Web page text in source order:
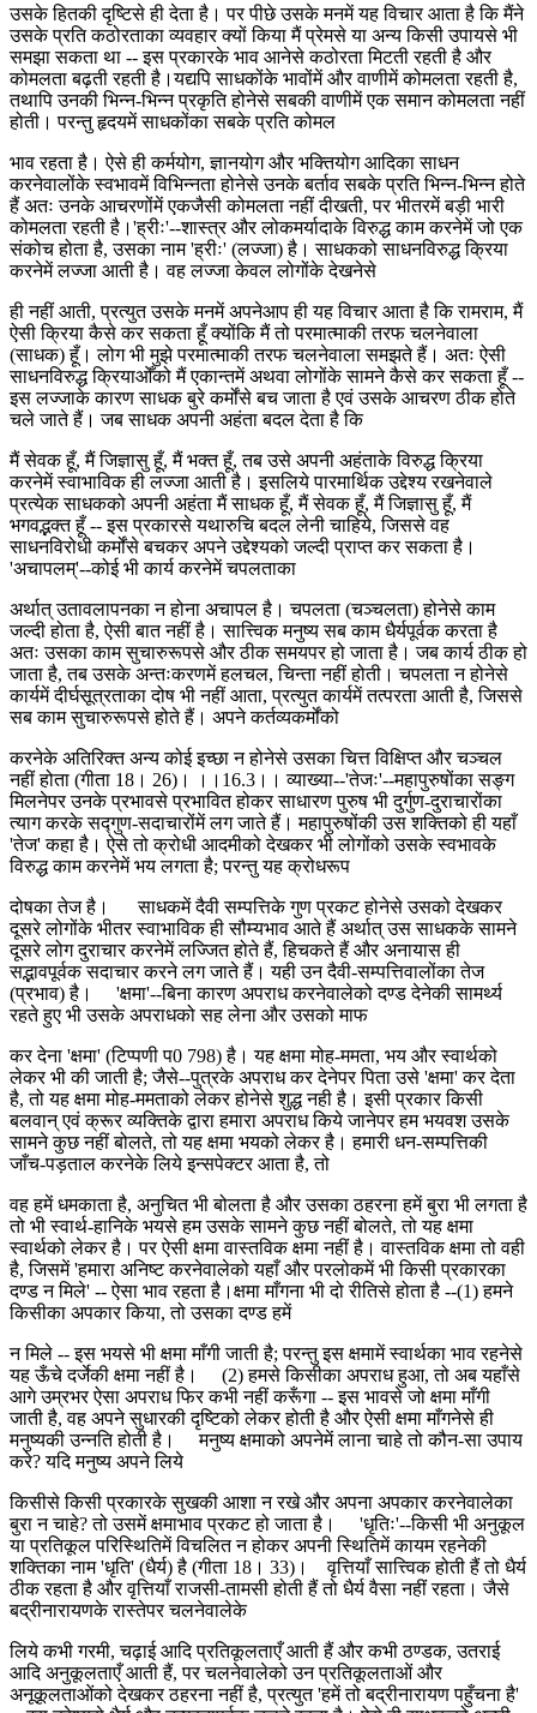
उसके हितकी दृष्टिसे ही देता है। पर पीछे उसके मनमें यह विचार आता है कि मैंने
उसके प्रति कठोरताका व्यवहार क्यों किया मैं प्रेमसे या अन्य किसी उपायसे भी
समझा सकता था -- इस प्रकारके भाव आनेसे कठोरता मिटती रहती है और
कोमलता बढ़ती रहती है।यद्यपि साधकोंके भावोंमें और वाणीमें कोमलता रहती है,
तथापि उनकी भिन्न-भिन्न प्रकृति होनेसे सबकी वाणीमें एक समान कोमलता नहीं
होती। परन्तु हृदयमें साधकोंका सबके प्रति कोमल
भाव रहता है। ऐसे ही कर्मयोग, ज्ञानयोग और भक्तियोग आदिका साधन
करनेवालोंके स्वभावमें विभिन्नता होनेसे उनके बर्ताव सबके प्रति भिन्न-भिन्न होते
हैं अतः उनके आचरणोंमें एकजैसी कोमलता नहीं दीखती, पर भीतरमें बड़ी भारी
कोमलता रहती है।'ह्रीः'--शास्त्र और लोकमर्यादाके विरुद्ध काम करनेमें जो एक
संकोच होता है, उसका नाम 'ह्रीः' (लज्जा) है। साधकको साधनविरुद्ध क्रिया
करनेमें लज्जा आती है। वह लज्जा केवल लोगोंके देखनेसे
ही नहीं आती, प्रत्युत उसके मनमें अपनेआप ही यह विचार आता है कि रामराम, मैं
ऐसी क्रिया कैसे कर सकता हूँ क्योंकि मैं तो परमात्माकी तरफ चलनेवाला
(साधक) हूँ। लोग भी मुझे परमात्माकी तरफ चलनेवाला समझते हैं। अतः ऐसी
साधनविरुद्ध क्रियाओँको मैं एकान्तमें अथवा लोगोंके सामने कैसे कर सकता हूँ --
इस लज्जाके कारण साधक बुरे कर्मोंसे बच जाता है एवं उसके आचरण ठीक होते
चले जाते हैं। जब साधक अपनी अहंता बदल देता है कि
मैं सेवक हूँ, मैं जिज्ञासु हूँ, मैं भक्त हूँ, तब उसे अपनी अहंताके विरुद्ध क्रिया
करनेमें स्वाभाविक ही लज्जा आती है। इसलिये पारमार्थिक उद्देश्य रखनेवाले
प्रत्येक साधकको अपनी अहंता मैं साधक हूँ, मैं सेवक हूँ, मैं जिज्ञासु हूँ, मैं
भगवद्भक्त हूँ -- इस प्रकारसे यथारुचि बदल लेनी चाहिये, जिससे वह
साधनविरोधी कर्मोंसे बचकर अपने उद्देश्यको जल्दी प्राप्त कर सकता है।
'अचापलम्'--कोई भी कार्य करनेमें चपलताका
अर्थात् उतावलापनका न होना अचापल है। चपलता (चञ्चलता) होनेसे काम
जल्दी होता है, ऐसी बात नहीं है। सात्त्विक मनुष्य सब काम धैर्यपूर्वक करता है
अतः उसका काम सुचारुरूपसे और ठीक समयपर हो जाता है। जब कार्य ठीक हो
जाता है, तब उसके अन्तःकरणमें हलचल, चिन्ता नहीं होती। चपलता न होनेसे
कार्यमें दीर्घसूत्रताका दोष भी नहीं आता, प्रत्युत कार्यमें तत्परता आती है, जिससे
सब काम सुचारुरूपसे होते हैं। अपने कर्तव्यकर्मोंको
करनेके अतिरिक्त अन्य कोई इच्छा न होनेसे उसका चित्त विक्षिप्त और चञ्चल
नहीं होता (गीता 18। 26)। ।।16.3।। व्याख्या--'तेजः'--महापुरुषोंका सङ्ग
मिलनेपर उनके प्रभावसे प्रभावित होकर साधारण पुरुष भी दुर्गुण-दुराचारोंका
त्याग करके सद्गुण-सदाचारोंमें लग जाते हैं। महापुरुषोंकी उस शक्तिको ही यहाँ
'तेज' कहा है। ऐसे तो क्रोधी आदमीको देखकर भी लोगोंको उसके स्वभावके
विरुद्ध काम करनेमें भय लगता है; परन्तु यह क्रोधरूप
दोषका तेज है। साधकमें दैवी सम्पत्तिके गुण प्रकट होनेसे उसको देखकर
दूसरे लोगोंके भीतर स्वाभाविक ही सौम्यभाव आते हैं अर्थात् उस साधकके सामने
दूसरे लोग दुराचार करनेमें लज्जित होते हैं, हिचकते हैं और अनायास ही
सद्भावपूर्वक सदाचार करने लग जाते हैं। यही उन दैवी-सम्पत्तिवालोंका तेज
(प्रभाव) है। 'क्षमा'--बिना कारण अपराध करनेवालेको दण्ड देनेकी सामर्थ्य
रहते हुए भी उसके अपराधको सह लेना और उसको माफ
कर देना 'क्षमा' (टिप्पणी प0 798) है। यह क्षमा मोह-ममता, भय और स्वार्थको
लेकर भी की जाती है; जैसे--पुत्रके अपराध कर देनेपर पिता उसे 'क्षमा' कर देता
है, तो यह क्षमा मोह-ममताको लेकर होनेसे शुद्ध नही है। इसी प्रकार किसी
बलवान् एवं क्रूर व्यक्तिके द्वारा हमारा अपराध किये जानेपर हम भयवश उसके
सामने कुछ नहीं बोलते, तो यह क्षमा भयको लेकर है। हमारी धन-सम्पत्तिकी
जाँच-पड़ताल करनेके लिये इन्सपेक्टर आता है, तो
वह हमें धमकाता है, अनुचित भी बोलता है और उसका ठहरना हमें बुरा भी लगता है
तो भी स्वार्थ-हानिके भयसे हम उसके सामने कुछ नहीं बोलते, तो यह क्षमा
स्वार्थको लेकर है। पर ऐसी क्षमा वास्तविक क्षमा नहीं है। वास्तविक क्षमा तो वही
है, जिसमें 'हमारा अनिष्ट करनेवालेको यहाँ और परलोकमें भी किसी प्रकारका
दण्ड न मिले' -- ऐसा भाव रहता है।क्षमा माँगना भी दो रीतिसे होता है --(1) हमने
किसीका अपकार किया, तो उसका दण्ड हमें
न मिले -- इस भयसे भी क्षमा माँगी जाती है; परन्तु इस क्षमामें स्वार्थका भाव रहनेसे
यह ऊँचे दर्जेकी क्षमा नहीं है। (2) हमसे किसीका अपराध हुआ, तो अब यहाँसे
आगे उम्रभर ऐसा अपराध फिर कभी नहीं करूँगा -- इस भावसे जो क्षमा माँगी
जाती है, वह अपने सुधारकी दृष्टिको लेकर होती है और ऐसी क्षमा माँगनेसे ही
मनुष्यकी उन्नति होती है। मनुष्य क्षमाको अपनेमें लाना चाहे तो कौन-सा उपाय
करे? यदि मनुष्य अपने लिये
किसीसे किसी प्रकारके सुखकी आशा न रखे और अपना अपकार करनेवालेका
बुरा न चाहे? तो उसमें क्षमाभाव प्रकट हो जाता है। 'धृतिः'--किसी भी अनुकूल
या प्रतिकूल परिस्थितिमें विचलित न होकर अपनी स्थितिमें कायम रहनेकी
शक्तिका नाम 'धृति' (धैर्य) है (गीता 18। 33)। वृत्तियाँ सात्त्विक होती हैं तो धैर्य
ठीक रहता है और वृत्तियाँ राजसी-तामसी होती हैं तो धैर्य वैसा नहीं रहता। जैसे
बद्रीनारायणके रास्तेपर चलनेवालेके
लिये कभी गरमी, चढ़ाई आदि प्रतिकूलताएँ आती हैं और कभी ठण्डक, उतराई
आदि अनुकूलताएँ आती हैं, पर चलनेवालेको उन प्रतिकूलताओं और
अनूकूलताओंको देखकर ठहरना नहीं है, प्रत्युत 'हमें तो बद्रीनारायण पहुँचना है'